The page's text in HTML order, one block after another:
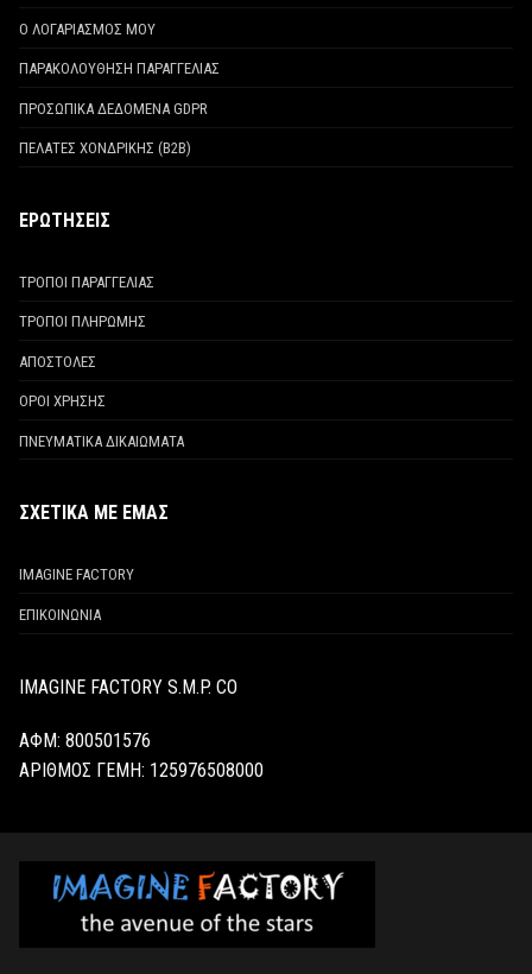
Ο ΛΟΓΑΡΙΑΣΜΟΣ ΜΟΥ
ΠΑΡΑΚΟΛΟΥΘΗΣΗ ΠΑΡΑΓΓΕΛΙΑΣ
ΠΡΟΣΩΠΙΚΑ ΔΕΔΟΜΕΝΑ GDPR
ΠΕΛΑΤΕΣ ΧΟΝΔΡΙΚΗΣ (Β2Β)
ΕΡΩΤΗΣΕΙΣ
ΤΡΟΠΟΙ ΠΑΡΑΓΓΕΛΙΑΣ
ΤΡΟΠΟΙ ΠΛΗΡΩΜΗΣ
ΑΠΟΣΤΟΛΕΣ
ΟΡΟΙ ΧΡΗΣΗΣ
ΠΝΕΥΜΑΤΙΚΑ ΔΙΚΑΙΩΜΑΤΑ
ΣΧΕΤΙΚΑ ΜΕ ΕΜΑΣ
IMAGINE FACTORY
ΕΠΙΚΟΙΝΩΝΙΑ
IMAGINE FACTORY S.M.P. CO
ΑΦΜ: 800501576
ΑΡΙΘΜΟΣ ΓΕΜΗ: 125976508000